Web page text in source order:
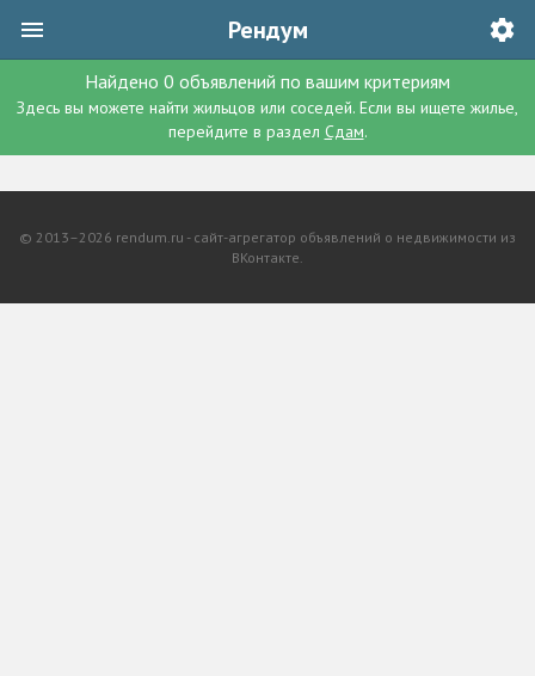
Рендум
Найдено 0 объявлений по вашим критериям
Здесь вы можете найти жильцов или соседей. Если вы ищете жилье,
перейдите в раздел Сдам.
© 2013–2026 rendum.ru - сайт-агрегатор объявлений о недвижимости из
ВКонтакте.